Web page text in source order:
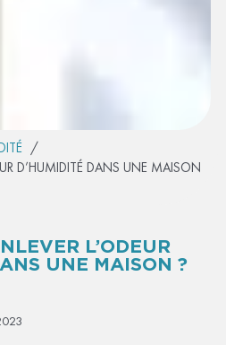
D’HUMIDITÉ DANS UNE MAISON
L’ODEUR
UNE MAISON ?